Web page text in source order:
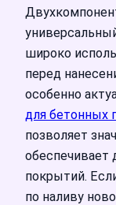
широко
перед
особенно
для бетонных
позволяет
обеспечивает
покрытий.
по наливу